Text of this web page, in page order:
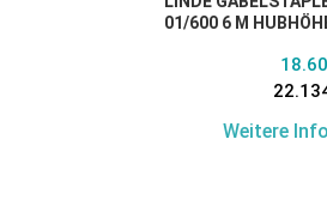
01/600 6 M
Weitere